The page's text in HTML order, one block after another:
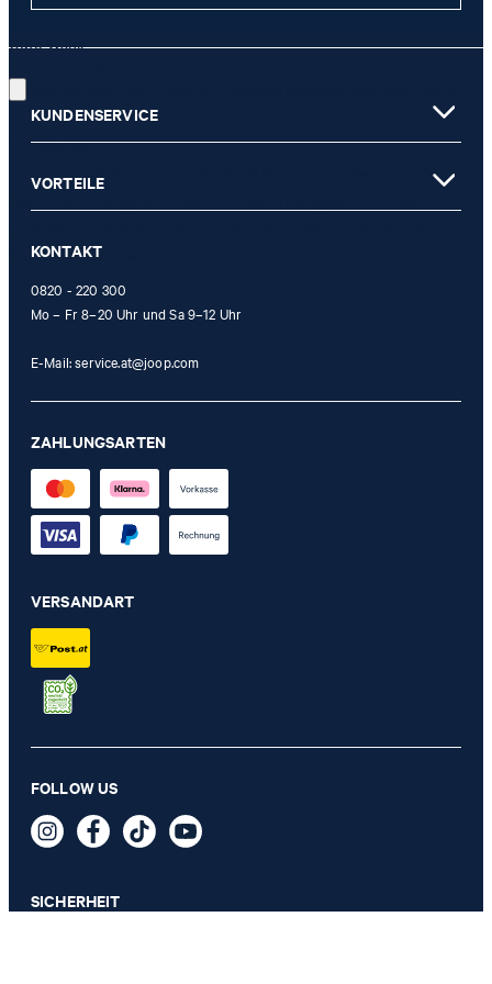
Spannbettlaken in Weiß
JETZT ANMELDEN
* Pflichtfeld
** Der Gutschein ist gültig ab einem Mindest-Kaufwert von 150 EUR
Stores eingelöst werden.
Gute Wahl!
KUNDENSERVICE
VORTEILE
KONTAKT
0820 - 220 300
Mo – Fr 8–20 Uhr und Sa 9–12 Uhr
E-Mail:service.at@joop.com
ZAHLUNGSARTEN
VERSANDART
FOLLOW US
SICHERHEIT